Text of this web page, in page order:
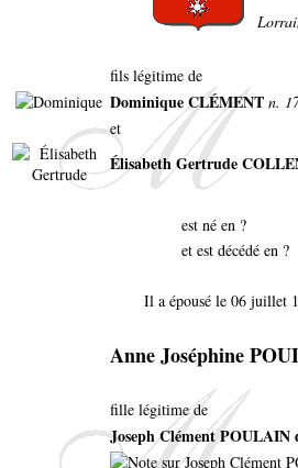
fils légitime de
Dominique CLÉMENT n.
et
Élisabeth Gertrude
est né en ?
et est décédé en ?
Il a épousé le 06 juillet
Anne Joséphine
fille légitime de
Joseph Clément